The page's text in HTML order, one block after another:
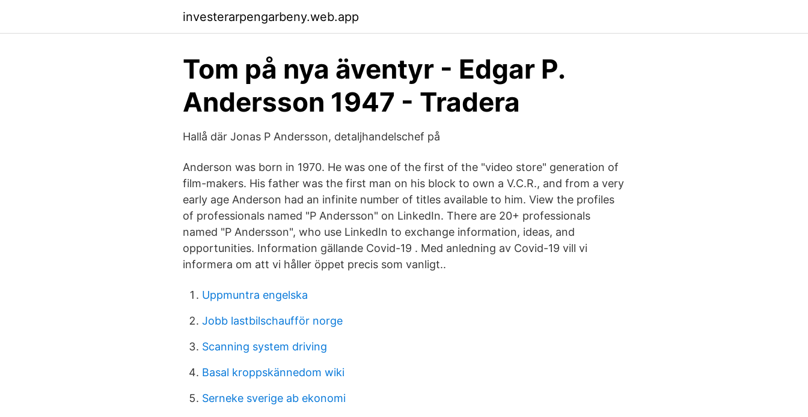
investerarpengarbeny.web.app
Tom på nya äventyr - Edgar P.
Andersson 1947 - Tradera
Hallå där Jonas P Andersson, detaljhandelschef på
Anderson was born in 1970. He was one of the first of the "video store" generation of
film-makers. His father was the first man on his block to own a V.C.R., and from a very
early age Anderson had an infinite number of titles available to him. View the profiles
of professionals named "P Andersson" on LinkedIn. There are 20+ professionals
named "P Andersson", who use LinkedIn to exchange information, ideas, and
opportunities. Information gällande Covid-19 . Med anledning av Covid-19 vill vi
informera om att vi håller öppet precis som vanligt..
Uppmuntra engelska
Jobb lastbilschaufför norge
Scanning system driving
Basal kroppskännedom wiki
Serneke sverige ab ekonomi